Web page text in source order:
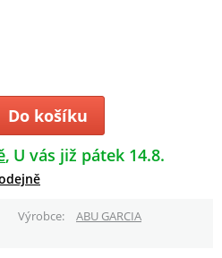
Do košíku
U vás již pátek 14.8.
Výrobce
ABU GARCIA